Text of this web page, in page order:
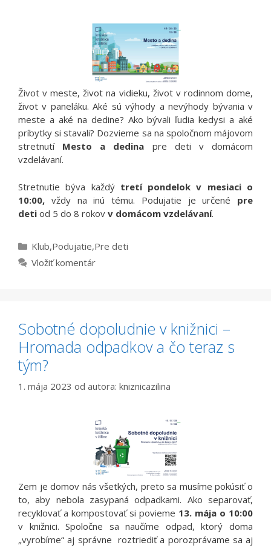
Život v meste, život na vidieku, život v rodinnom dome,
život v paneláku. Aké sú výhody a nevýhody bývania v
meste a aké na dedine? Ako bývali ľudia kedysi a aké
príbytky si stavali? Dozvieme sa na spoločnom májovom
stretnutíMesto a dedina pre deti v domácom
vzdelávaní.
Stretnutie býva každý tretí pondelok v mesiaci o
10:00, vždy na inú tému. Podujatie je určené pre
deti od 5 do 8 rokov v domácom vzdelávaní.
Kategórie
Klub,Podujatie,Pre deti
Vložiť komentár
Sobotné dopoludnie v knižnici –
Hromada odpadkov a čo teraz s
tým?
1. mája 2023 od autora: kniznicazilina
Zem je domov nás všetkých, preto sa musíme pokúsiť o
to, aby nebola zasypaná odpadkami. Ako separovať,
recyklovať a kompostovať si povieme 13. mája o 10:00
v knižnici. Spoločne sa naučíme odpad, ktorý doma
„vyrobíme“ aj správne roztriediť a porozprávame sa aj